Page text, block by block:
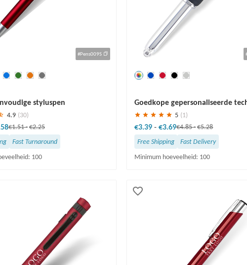
#Pens009S
styluspen
4.9 (30)
€1.51-€2.25
Fast Turnaround
100
Goedkope gepersonaliseerde
4-in-1 pennen
5 (1)
€3.39- €3.69€4.85-€5.28
Free Shipping
Fast Delivery
Minimum hoeveelheid: 100